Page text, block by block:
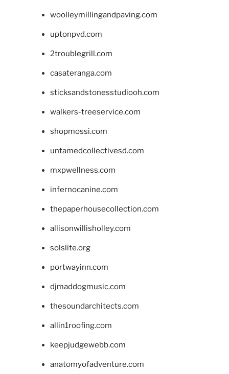
woolleymillingandpaving.com
uptonpvd.com
2troublegrill.com
casateranga.com
sticksandstonesstudiooh.com
walkers-treeservice.com
shopmossi.com
untamedcollectivesd.com
mxpwellness.com
infernocanine.com
thepaperhousecollection.com
allisonwillisholley.com
solslite.org
portwayinn.com
djmaddogmusic.com
thesoundarchitects.com
allin1roofing.com
keepjudgewebb.com
anatomyofadventure.com